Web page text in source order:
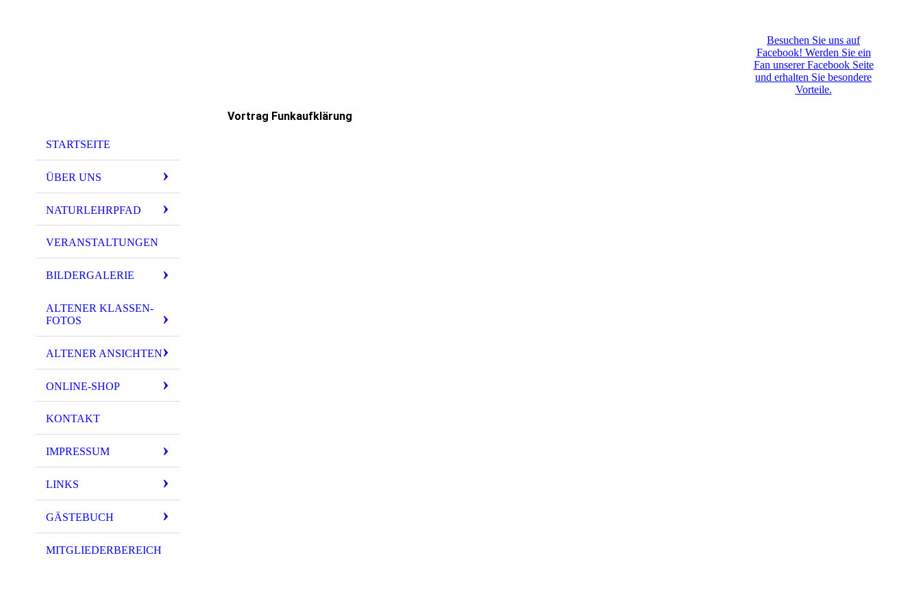
STARTSEITE
ÜBER UNS
NATURLEHRPFAD
VERANSTALTUNGEN
BILDERGALERIE
ALTENER KLASSEN-
FOTOS
ALTENER ANSICHTEN
ONLINE-SHOP
KONTAKT
IMPRESSUM
LINKS
GÄSTEBUCH
MITGLIEDERBEREICH
Vortrag Funkaufklärung
Besuchen Sie uns auf
Facebook! Werden Sie ein
Fan unserer Facebook Seite
und erhalten Sie besondere
Vorteile.